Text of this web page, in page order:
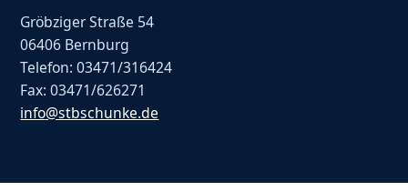
Gröbziger Straße 54
06406 Bernburg
Telefon: 03471/316424
Fax: 03471/626271
info@stbschunke.de